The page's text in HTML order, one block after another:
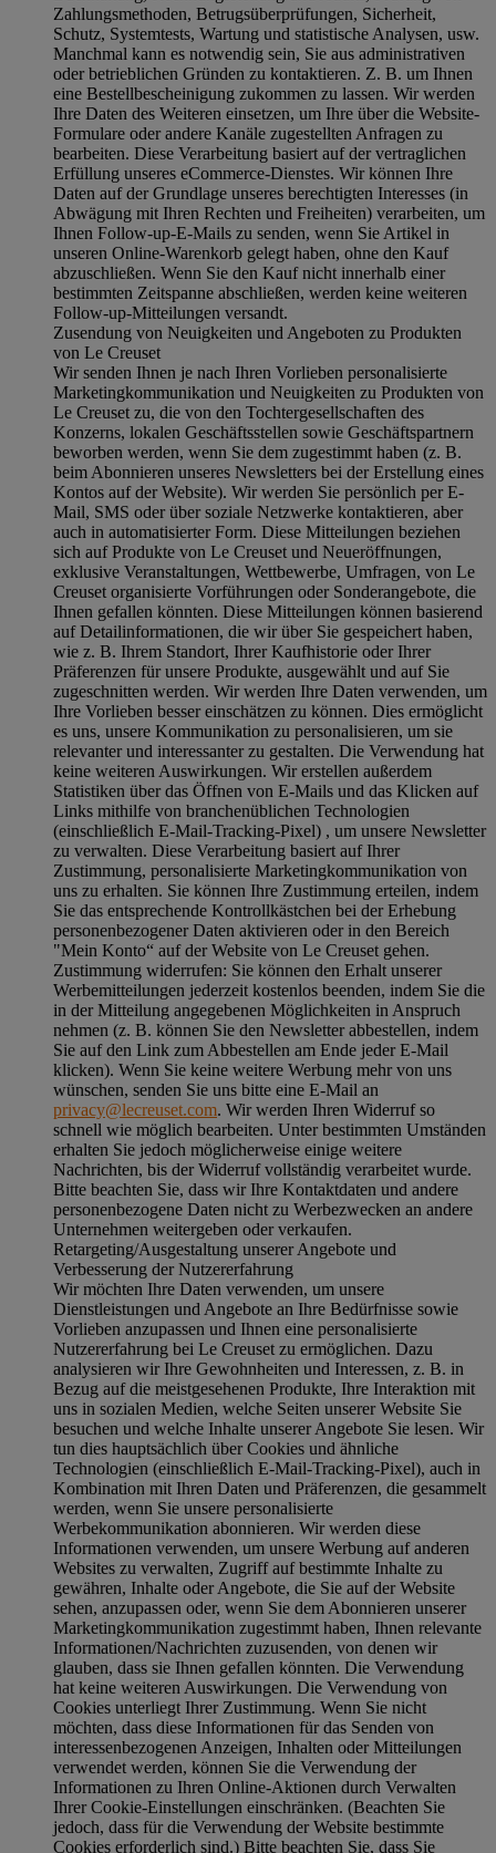
Zahlungsmethoden, Betrugsüberprüfungen, Sicherheit,
Schutz, Systemtests, Wartung und statistische Analysen, usw.
Manchmal kann es notwendig sein, Sie aus administrativen
oder betrieblichen Gründen zu kontaktieren. Z. B. um Ihnen
eine Bestellbescheinigung zukommen zu lassen. Wir werden
Ihre Daten des Weiteren einsetzen, um Ihre über die Website-
Formulare oder andere Kanäle zugestellten Anfragen zu
bearbeiten. Diese Verarbeitung basiert auf der vertraglichen
Erfüllung unseres eCommerce-Dienstes. Wir können Ihre
Daten auf der Grundlage unseres berechtigten Interesses (in
Abwägung mit Ihren Rechten und Freiheiten) verarbeiten, um
Ihnen Follow-up-E-Mails zu senden, wenn Sie Artikel in
unseren Online-Warenkorb gelegt haben, ohne den Kauf
abzuschließen. Wenn Sie den Kauf nicht innerhalb einer
bestimmten Zeitspanne abschließen, werden keine weiteren
Follow-up-Mitteilungen versandt.
Zusendung von Neuigkeiten und Angeboten zu Produkten
von Le Creuset
Wir senden Ihnen je nach Ihren Vorlieben personalisierte
Marketingkommunikation und Neuigkeiten zu Produkten von
Le Creuset zu, die von den Tochtergesellschaften des
Konzerns, lokalen Geschäftsstellen sowie Geschäftspartnern
beworben werden, wenn Sie dem zugestimmt haben (z. B.
beim Abonnieren unseres Newsletters bei der Erstellung eines
Kontos auf der Website). Wir werden Sie persönlich per E-
Mail, SMS oder über soziale Netzwerke kontaktieren, aber
auch in automatisierter Form. Diese Mitteilungen beziehen
sich auf Produkte von Le Creuset und Neueröffnungen,
exklusive Veranstaltungen, Wettbewerbe, Umfragen, von Le
Creuset organisierte Vorführungen oder Sonderangebote, die
Ihnen gefallen könnten. Diese Mitteilungen können basierend
auf Detailinformationen, die wir über Sie gespeichert haben,
wie z. B. Ihrem Standort, Ihrer Kaufhistorie oder Ihrer
Präferenzen für unsere Produkte, ausgewählt und auf Sie
zugeschnitten werden. Wir werden Ihre Daten verwenden, um
Ihre Vorlieben besser einschätzen zu können. Dies ermöglicht
es uns, unsere Kommunikation zu personalisieren, um sie
relevanter und interessanter zu gestalten. Die Verwendung hat
keine weiteren Auswirkungen. Wir erstellen außerdem
Statistiken über das Öffnen von E-Mails und das Klicken auf
Links mithilfe von branchenüblichen Technologien
(einschließlich E-Mail-Tracking-Pixel) , um unsere Newsletter
zu verwalten. Diese Verarbeitung basiert auf Ihrer
Zustimmung, personalisierte Marketingkommunikation von
uns zu erhalten. Sie können Ihre Zustimmung erteilen, indem
Sie das entsprechende Kontrollkästchen bei der Erhebung
personenbezogener Daten aktivieren oder in den Bereich
"Mein Konto“ auf der Website von Le Creuset gehen.
Zustimmung widerrufen: Sie können den Erhalt unserer
Werbemitteilungen jederzeit kostenlos beenden, indem Sie die
in der Mitteilung angegebenen Möglichkeiten in Anspruch
nehmen (z. B. können Sie den Newsletter abbestellen, indem
Sie auf den Link zum Abbestellen am Ende jeder E-Mail
klicken). Wenn Sie keine weitere Werbung mehr von uns
wünschen, senden Sie uns bitte eine E-Mail an
privacy@lecreuset.com. Wir werden Ihren Widerruf so
schnell wie möglich bearbeiten. Unter bestimmten Umständen
erhalten Sie jedoch möglicherweise einige weitere
Nachrichten, bis der Widerruf vollständig verarbeitet wurde.
Bitte beachten Sie, dass wir Ihre Kontaktdaten und andere
personenbezogene Daten nicht zu Werbezwecken an andere
Unternehmen weitergeben oder verkaufen.
Retargeting/Ausgestaltung unserer Angebote und
Verbesserung der Nutzererfahrung
Wir möchten Ihre Daten verwenden, um unsere
Dienstleistungen und Angebote an Ihre Bedürfnisse sowie
Vorlieben anzupassen und Ihnen eine personalisierte
Nutzererfahrung bei Le Creuset zu ermöglichen. Dazu
analysieren wir Ihre Gewohnheiten und Interessen, z. B. in
Bezug auf die meistgesehenen Produkte, Ihre Interaktion mit
uns in sozialen Medien, welche Seiten unserer Website Sie
besuchen und welche Inhalte unserer Angebote Sie lesen. Wir
tun dies hauptsächlich über Cookies und ähnliche
Technologien (einschließlich E-Mail-Tracking-Pixel), auch in
Kombination mit Ihren Daten und Präferenzen, die gesammelt
werden, wenn Sie unsere personalisierte
Werbekommunikation abonnieren. Wir werden diese
Informationen verwenden, um unsere Werbung auf anderen
Websites zu verwalten, Zugriff auf bestimmte Inhalte zu
gewähren, Inhalte oder Angebote, die Sie auf der Website
sehen, anzupassen oder, wenn Sie dem Abonnieren unserer
Marketingkommunikation zugestimmt haben, Ihnen relevante
Informationen/Nachrichten zuzusenden, von denen wir
glauben, dass sie Ihnen gefallen könnten. Die Verwendung
hat keine weiteren Auswirkungen. Die Verwendung von
Cookies unterliegt Ihrer Zustimmung. Wenn Sie nicht
möchten, dass diese Informationen für das Senden von
interessenbezogenen Anzeigen, Inhalten oder Mitteilungen
verwendet werden, können Sie die Verwendung der
Informationen zu Ihren Online-Aktionen durch Verwalten
Ihrer Cookie-Einstellungen einschränken. (Beachten Sie
jedoch, dass für die Verwendung der Website bestimmte
Cookies erforderlich sind.) Bitte beachten Sie, dass Sie